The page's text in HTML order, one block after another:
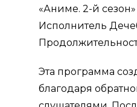
«Аниме. 2-й сезон»
Исполнитель
Эта программа
благодаря